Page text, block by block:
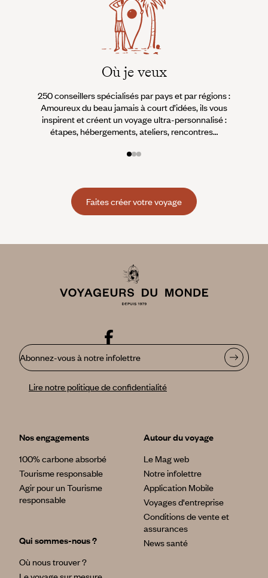
Où je veux
250 conseillers spécialisés par pays et par régions :
Amoureux du beau jamais à court d’idées, ils vous
inspirent et créent un voyage ultra-personnalisé :
étapes, hébergements, ateliers, rencontres…
Faites créer votre voyage
Abonnez-vous à notre infolettre
Lire notre politique de confidentialité
Nos engagements
100% carbone absorbé
Tourisme responsable
Agir pour un Tourisme
responsable
Qui sommes-nous ?
Où nous trouver ?
Autour du voyage
Le Mag web
Notre infolettre
Application Mobile
Voyages d'entreprise
Conditions de vente et
assurances
News santé